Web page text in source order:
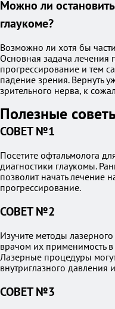
Можно ли
глаукоме?
Возможно ли хотя бы
Основная задача лечения
прогрессирование и тем
падение зрения. Вернуть
зрительного нерва, к
Полезные
СОВЕТ №1
Посетите офтальмолога
диагностики глаукомы.
позволит начать лечение
прогрессирование.
СОВЕТ №2
Изучите методы
врачом их применимость
Лазерные процедуры
внутриглазного давления
СОВЕТ №3